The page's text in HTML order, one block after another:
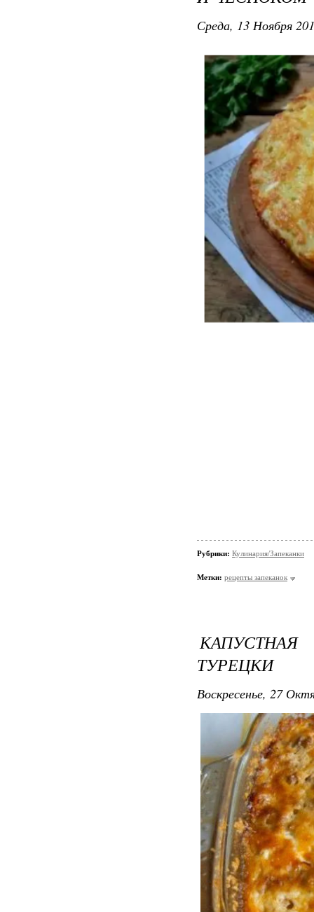
Среда, 13 Ноября
Рубрики: Кулинария/Запеканки
Метки: рецепты запеканок
ТУРЕЦКИ
Воскресенье, 27